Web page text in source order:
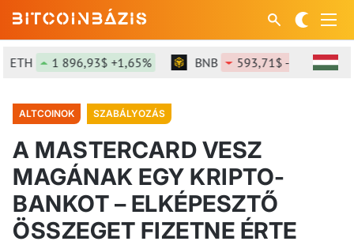
1 896,93$ +1,65% BNB 593,71$ -0,78%
ALTCOINOK SZABÁLYOZÁS
A MASTERCARD VESZ
MAGÁNAK EGY KRIPTO-
BANKOT – ELKÉPESZTŐ
ÖSSZEGET FIZETNE ÉRTE